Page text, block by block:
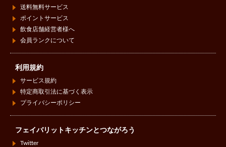
送料無料サービス
ポイントサービス
飲食店舗経営者様へ
会員ランクについて
利用規約
サービス規約
特定商取引法に基づく表示
プライバシーポリシー
フェイバリットキッチンとつながろう
Twitter